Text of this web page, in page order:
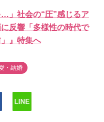
…」社会の“圧”感じるア
反響「多様性の時代で
』特集へ
・結婚